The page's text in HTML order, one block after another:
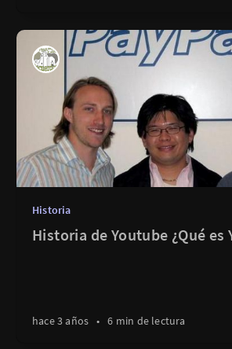
Historia
Historia de Youtube ¿Qué es
hace 3 años • 6 min de lectura